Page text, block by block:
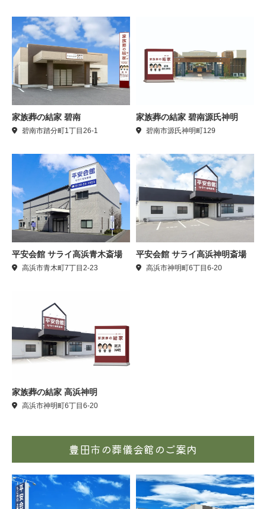
家族葬の結家 碧南
碧南市踏分町1丁目26-1
家族葬の結家 碧南源氏神明
碧南市源氏神明町129
平安会館 サライ高浜青木斎場
高浜市青木町7丁目2-23
平安会館 サライ高浜神明斎場
高浜市神明町6丁目6-20
家族葬の結家 高浜神明
高浜市神明町6丁目6-20
豊田市の葬儀会館のご案内